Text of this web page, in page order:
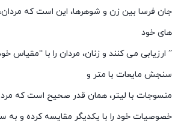
جان فرسا بین زن و شوهرها، این است که مردان،
های خود
” ارزیابی می کنند و زنان، مردان را با “مقیاس
سنجش مایعات با متر و
منسوجات با لیتر، همان قدر صحیح است که
خصوصیات خود را با یکدیگر مقایسه کرده و به